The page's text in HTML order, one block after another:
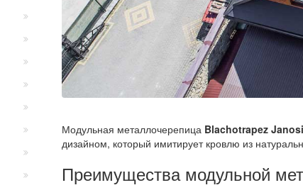
Модульная металлочерепица Blachotrapez
дизайном, который имитирует кровлю из
Преимущества модульной